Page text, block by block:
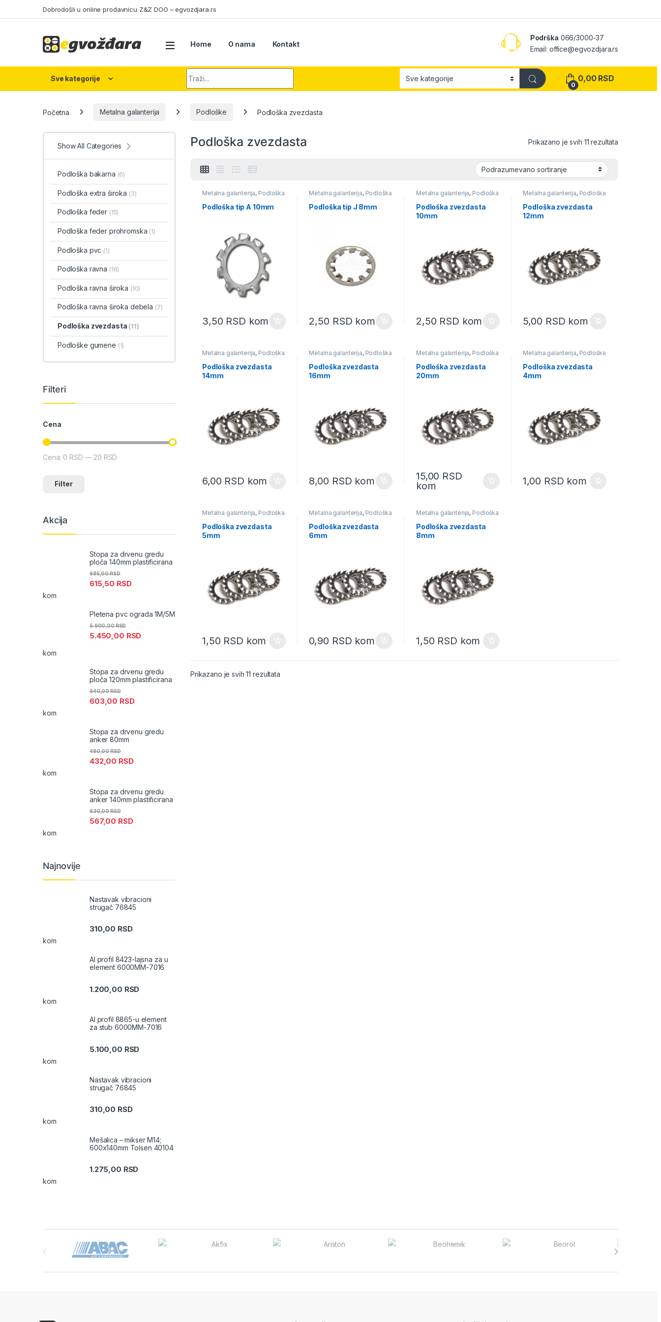
Dobrodošli u online prodavnicu Z&Z DOO – egvozdjara.rs
Home O nama Kontakt
Podrška 066/3000-37
Email: office@egvozdjara.rs
Sve kategorije
0
0,00 RSD
Početna Metalna galanterija Podloške Podloška zvezdasta
Podloška zvezdasta Prikazano je svih 11 rezultata
Metalna galanterija, Podloška
zvezdasta
Podloška tip A 10mm
3,50 RSD kom
Metalna galanterija, Podloška
zvezdasta
Podloška tip J 8mm
2,50 RSD kom
Metalna galanterija, Podloška
zvezdasta
Podloška zvezdasta
10mm
2,50 RSD kom
Metalna galanterija, Podloška
zvezdasta
Podloška zvezdasta
12mm
5,00 RSD kom
Metalna galanterija, Podloška
zvezdasta
Podloške
Zavarivanje i brušenje
Podloška zvezdasta
14mm
6,00 RSD kom
Metalna galanterija, Podloška
zvezdasta
Podloške
Podloška zvezdasta
16mm
8,00 RSD kom
Metalna galanterija, Podloška
zvezdasta
Podloške
Podloška zvezdasta
20mm
15,00 RSD
kom
Metalna galanterija, Podloška
zvezdasta
Podloške
Podloška zvezdasta
4mm
1,00 RSD kom
Metalna galanterija, Podloška
zvezdasta
Podloške
Podloška zvezdasta
5mm
1,50 RSD kom
Metalna galanterija, Podloška
zvezdasta
Podloška zvezdasta
6mm
0,90 RSD kom
Metalna galanterija, Podloška
zvezdasta
Podloška zvezdasta
8mm
1,50 RSD kom
Prikazano je svih 11 rezultata
Show All Categories
Podloška bakarna (6)
Podloška extra široka (3)
Podloška feder (15)
Podloška feder prohromska (1)
Podloška pvc (1)
Podloška ravna (16)
Podloška ravna široka (10)
Podloška ravna široka debela (7)
Podloška zvezdasta (11)
Podloške gumene (1)
Filteri
Cena
Minimalna cena
Maksimalna cena
Filter
Cena: 0 RSD — 20 RSD
Akcija
Stopa za drvenu gredu
ploča 140mm plastificirana
615,50 RSD
685,00RSD
kom
Pletena pvc ograda 1M/5M
5.450,00 RSD
5.900,00RSD
kom
Stopa za drvenu gredu
ploča 120mm plastificirana
603,00 RSD
640,00RSD
kom
Stopa za drvenu gredu
anker 80mm
432,00 RSD
480,00RSD
kom
Stopa za drvenu gredu
anker 140mm plastificirana
567,00 RSD
630,00RSD
kom
Najnovije
Nastavak vibracioni
strugač 76845
310,00 RSD
kom
Al profil 8423-lajsna za u
element 6000MM-7016
1.200,00 RSD
kom
Al profil 8865-u element
za stub 6000MM-7016
5.100,00 RSD
kom
Nastavak vibracioni
strugač 76845
310,00 RSD
kom
Mešalica – mikser M14;
600x140mm Tolsen 40104
1.275,00 RSD
kom
Brands Carousel